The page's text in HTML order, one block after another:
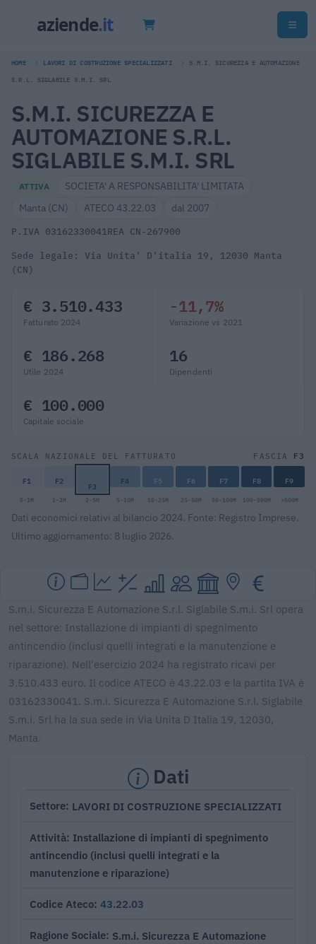
HOME LAVORI DI COSTRUZIONE SPECIALIZZATI S.M.I. SICUREZZA E AUTOMAZIONE
S.R.L. SIGLABILE S.M.I. SRL
S.M.I. SICUREZZA E
AUTOMAZIONE S.R.L.
SIGLABILE S.M.I. SRL
ATTIVA
SOCIETA' A RESPONSABILITA' LIMITATA
Manta (CN)
ATECO 43.22.03 dal 2007
P.IVA 03162330041REA CN-267900
Sede legale: Via Unita' D'italia 19, 12030 Manta
(CN)
€ 3.510.433
Fatturato 2024
-11,7%
Variazione vs 2021
€ 186.268
Utile 2024
16
Dipendenti
€ 100.000
Capitale sociale
SCALA NAZIONALE DEL FATTURATO FASCIA F3
F1 F2 F3 F4 F5 F6 F7 F8 F9
0-1M 1-2M 2-5M 5-10M 10-25M 25-50M 50-100M 100-500M >500M
Dati economici relativi al bilancio 2024. Fonte: Registro Imprese.
Ultimo aggiornamento: 8 luglio 2026.
S.m.i. Sicurezza E Automazione S.r.l. Siglabile S.m.i. Srl opera
nel settore: Installazione di impianti di spegnimento
antincendio (inclusi quelli integrati e la manutenzione e
riparazione). Nell'esercizio 2024 ha registrato ricavi per
3.510.433 euro. Il codice ATECO è 43.22.03 e la partita IVA è
03162330041. S.m.i. Sicurezza E Automazione S.r.l. Siglabile
S.m.i. Srl ha la sua sede in Via Unita D Italia 19, 12030,
Manta.
Dati
Settore LAVORI DI COSTRUZIONE SPECIALIZZATI
Attività Installazione di impianti di spegnimento
antincendio (inclusi quelli integrati e la
manutenzione e riparazione)
Codice Ateco 43.22.03
Ragione Sociale S.m.i. Sicurezza E Automazione